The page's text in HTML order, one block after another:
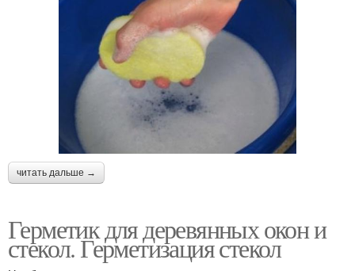
читать дальше →
Герметик для деревянных окон и
стекол. Герметизация стекол